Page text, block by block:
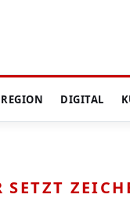
REGION DIGITAL
SETZT